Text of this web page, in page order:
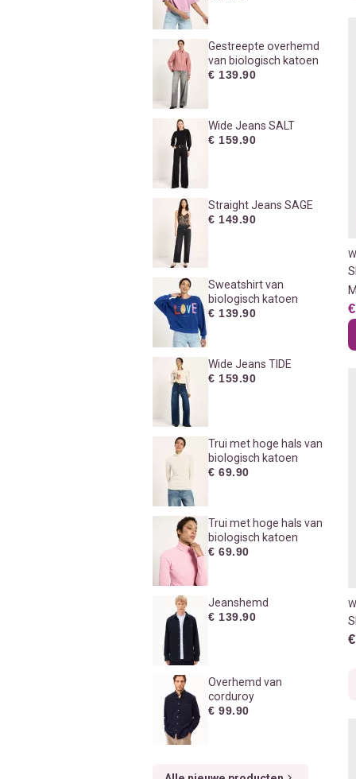
Gestreepte overhemd
van biologisch katoen
€ 139.90
Wide Jeans SALT
€ 159.90
Straight Jeans SAGE
€ 149.90
Sweatshirt van
biologisch katoen
€ 139.90
Wide Jeans TIDE
€ 159.90
Trui met hoge hals van
biologisch katoen
€ 69.90
Trui met hoge hals van
biologisch katoen
€ 69.90
Jeanshemd
€ 139.90
Overhemd van
corduroy
€ 99.90